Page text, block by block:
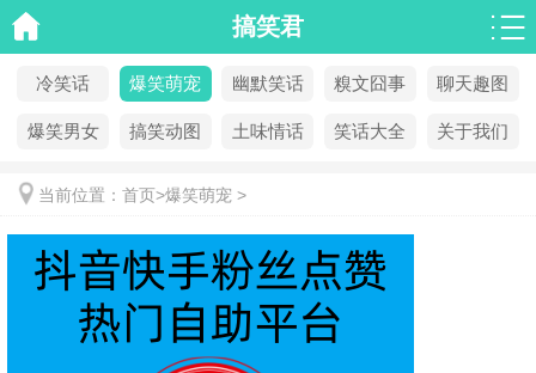
搞笑君
冷笑话 爆笑萌宠 幽默笑话 糗文囧事 聊天趣图
爆笑男女 搞笑动图 土味情话 笑话大全 关于我们
当前位置： 首页>爆笑萌宠 >